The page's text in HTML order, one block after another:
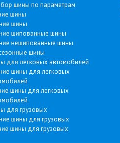
шины по параметрам
шины
шины
шипованные шины
нешипованные шины
шины
для легковых автомобилей
шины для легковых
шины для легковых
для грузовых
шины для грузовых
шины для грузовых